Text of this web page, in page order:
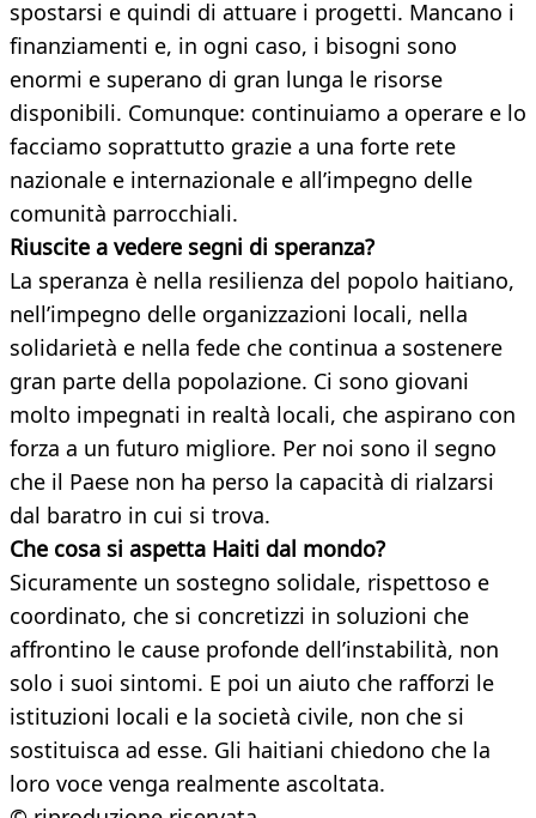
spostarsi e quindi di attuare i progetti. Mancano i
finanziamenti e, in ogni caso, i bisogni sono
enormi e superano di gran lunga le risorse
disponibili. Comunque: continuiamo a operare e lo
facciamo soprattutto grazie a una forte rete
nazionale e internazionale e all’impegno delle
comunità parrocchiali.
Riuscite a vedere segni di speranza?
La speranza è nella resilienza del popolo haitiano,
nell’impegno delle organizzazioni locali, nella
solidarietà e nella fede che continua a sostenere
gran parte della popolazione. Ci sono giovani
molto impegnati in realtà locali, che aspirano con
forza a un futuro migliore. Per noi sono il segno
che il Paese non ha perso la capacità di rialzarsi
dal baratro in cui si trova.
Che cosa si aspetta Haiti dal mondo?
Sicuramente un sostegno solidale, rispettoso e
coordinato, che si concretizzi in soluzioni che
affrontino le cause profonde dell’instabilità, non
solo i suoi sintomi. E poi un aiuto che rafforzi le
istituzioni locali e la società civile, non che si
sostituisca ad esse. Gli haitiani chiedono che la
loro voce venga realmente ascoltata.